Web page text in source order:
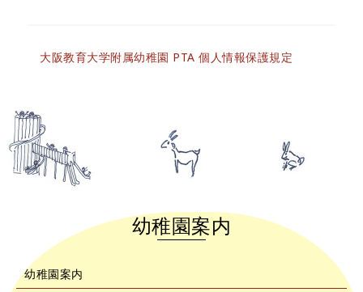
大阪教育大学附属幼稚園 PTA 個人情報保護規定
幼稚園案内
幼稚園案内